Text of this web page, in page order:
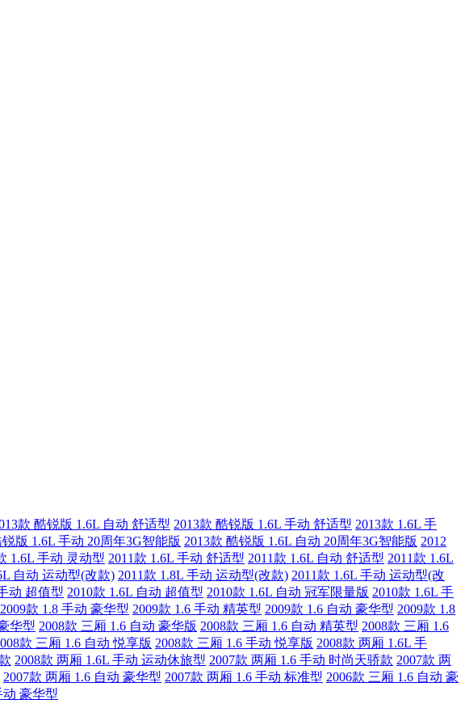
款 酷锐版 1.6L 自动 舒适型 2013款 酷锐版 1.6L 手动 舒适型 2013款 1.6L 手
锐版 1.6L 手动 20周年3G智能版 2013款 酷锐版 1.6L 自动 20周年3G智能版 2012
1.6L 手动 灵动型 2011款 1.6L 手动 舒适型 2011款 1.6L 自动 舒适型 2011款 1.6L
自动 运动型(改款) 2011款 1.8L 手动 运动型(改款) 2011款 1.6L 手动 运动型(改
动 超值型 2010款 1.6L 自动 超值型 2010款 1.6L 自动 冠军限量版 2010款 1.6L 手
2009款 1.8 手动 豪华型 2009款 1.6 手动 精英型 2009款 1.6 自动 豪华型 2009款 1.8
华型 2008款 三厢 1.6 自动 豪华版 2008款 三厢 1.6 自动 精英型 2008款 三厢 1.6
款 三厢 1.6 自动 悦享版 2008款 三厢 1.6 手动 悦享版 2008款 两厢 1.6L 手
2008款 两厢 1.6L 手动 运动休旅型 2007款 两厢 1.6 手动 时尚天骄款 2007款 两
2007款 两厢 1.6 自动 豪华型 2007款 两厢 1.6 手动 标准型 2006款 三厢 1.6 自动 豪
动 豪华型